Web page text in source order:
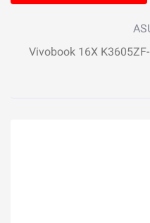
لپ تاپ 16.0 اینچ ایسوس مدل Vivobook 16X K3605ZF-